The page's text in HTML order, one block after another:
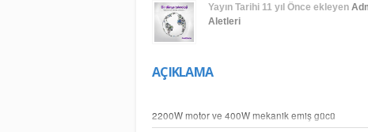
Yayın Tarihi 11 yıl Önce ekleyen
Aletleri
AÇIKLAMA
2200W motor ve 400W mekanik emiş gücü